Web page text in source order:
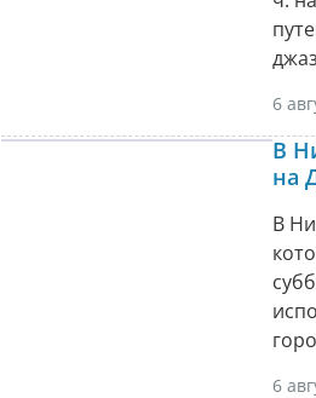
6
В
на
В
6